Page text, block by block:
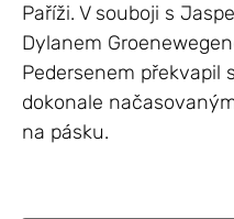
Paříži. V souboji s
Dylanem
Pedersenem překvapil
dokonale
na pásku.